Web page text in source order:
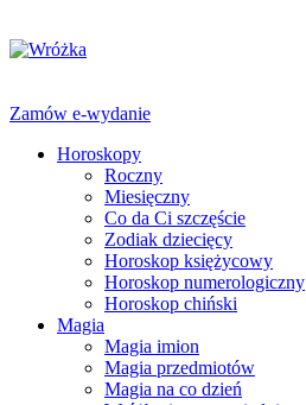
Zamów e-wydanie
Horoskopy
Roczny
Miesięczny
Co da Ci szczęście
Zodiak dziecięcy
Horoskop księżycowy
Horoskop numerologiczny
Horoskop chiński
Magia
Magia imion
Magia przedmiotów
Magia na co dzień